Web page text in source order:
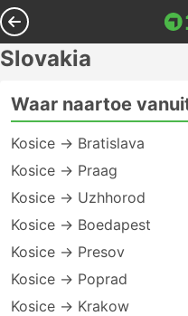
Slovakia
Waar naartoe
Kosice → Bratislava
Kosice → Praag
Kosice → Uzhhorod
Kosice → Boedapest
Kosice → Presov
Kosice → Poprad
Kosice → Krakow